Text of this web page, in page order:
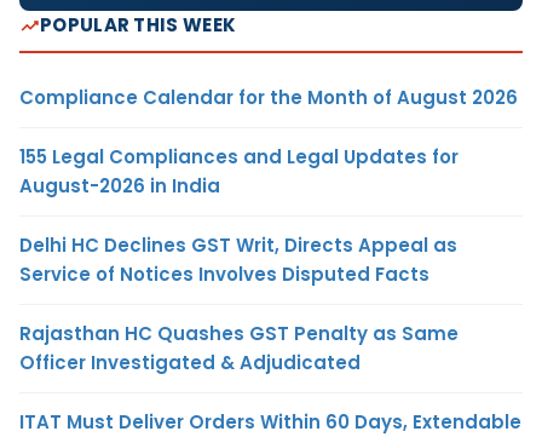
POPULAR THIS WEEK
Compliance Calendar for the Month of August 2026
155 Legal Compliances and Legal Updates for
August-2026 in India
Delhi HC Declines GST Writ, Directs Appeal as
Service of Notices Involves Disputed Facts
Rajasthan HC Quashes GST Penalty as Same
Officer Investigated & Adjudicated
ITAT Must Deliver Orders Within 60 Days, Extendable